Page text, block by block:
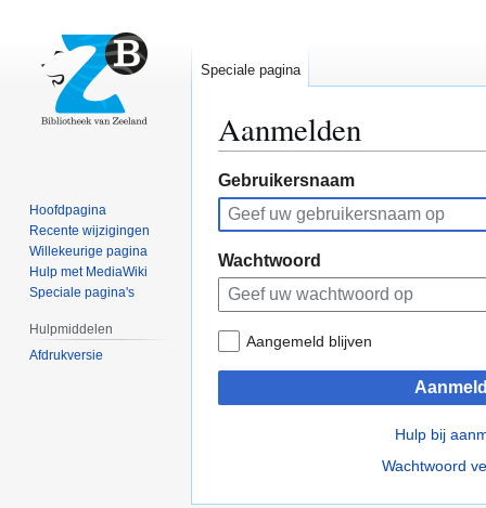
Aanmelden
Naar
navigatie
springen
Naar
zoeken
springen
Gebruikersnaam
Wachtwoord
Aangemeld blijven
Hulp bij
Wachtwoord
Speciale pagina
Hoofdpagina
Recente wijzigingen
Willekeurige pagina
Hulp met MediaWiki
Speciale pagina's
Hulpmiddelen
Afdrukversie